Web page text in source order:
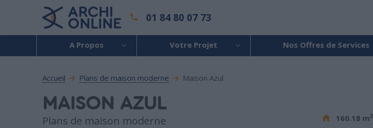
01 84 80 07 73
A Propos Votre Projet Nos Offres de Services
Accueil Plans de maison moderne Maison Azul
MAISON AZUL
Plans de maison moderne 160.18 m2